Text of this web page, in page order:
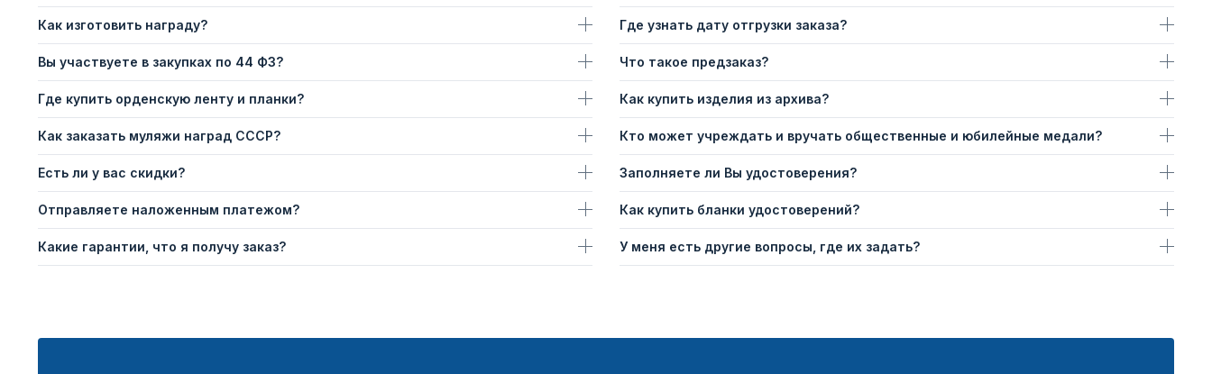
Как изготовить награду?
Вы участвуете в закупках по 44 ФЗ?
Где купить орденскую ленту и планки?
Как заказать муляжи наград СССР?
Есть ли у вас скидки?
Отправляете наложенным платежом?
Какие гарантии, что я получу заказ?
Где узнать дату отгрузки заказа?
Что такое предзаказ?
Как купить изделия из архива?
Кто может учреждать и вручать общественные и юбилейные медали?
Заполняете ли Вы удостоверения?
Как купить бланки удостоверений?
У меня есть другие вопросы, где их задать?